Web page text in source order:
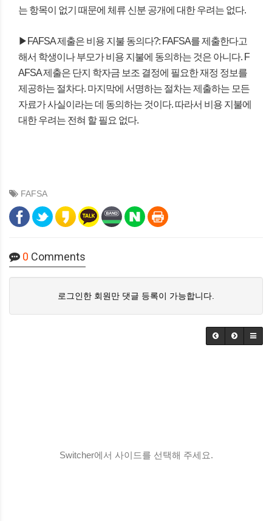
는 항목이 없기 때문에 체류 신분 공개에 대한 우려는 없다.
▶FAFSA 제출은 비용 지불 동의다?: FAFSA를 제출한다고
해서 학생이나 부모가 비용 지불에 동의하는 것은 아니다. F
AFSA 제출은 단지 학자금 보조 결정에 필요한 재정 정보를
제공하는 절차다. 마지막에 서명하는 절차는 제출하는 모든
자료가 사실이라는 데 동의하는 것이다. 따라서 비용 지불에
대한 우려는 전혀 할 필요 없다.
FAFSA
0 Comments
로그인한 회원만 댓글 등록이 가능합니다.
Switcher에서 사이드를 선택해 주세요.